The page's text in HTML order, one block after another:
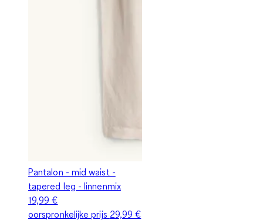
Pantalon - mid waist -
tapered leg - linnenmix
19,99 €
oorspronkelijke prijs 29,99 €